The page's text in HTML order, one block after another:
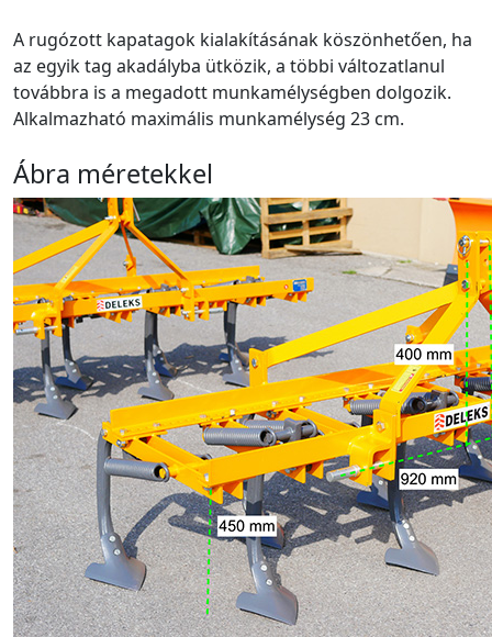
A rugózott kapatagok kialakításának köszönhetően, ha
az egyik tag akadályba ütközik, a többi változatlanul
továbbra is a megadott munkamélységben dolgozik.
Alkalmazható maximális munkamélység 23 cm.
Ábra méretekkel